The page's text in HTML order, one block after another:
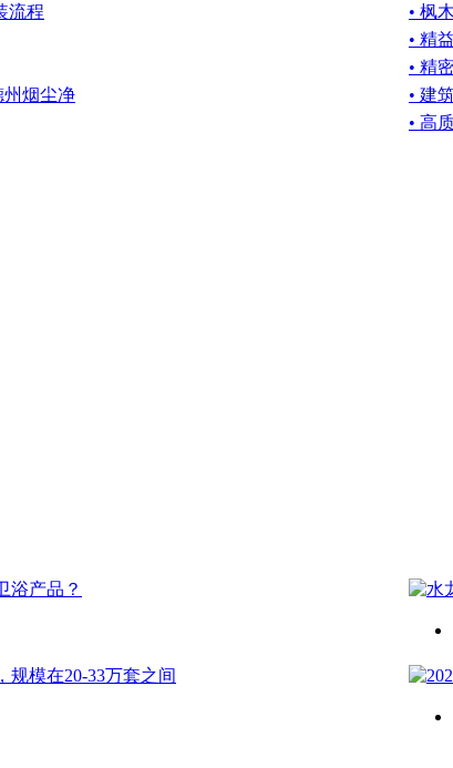
流程
• 枫
• 精
• 精
州烟尘净
• 建
• 高